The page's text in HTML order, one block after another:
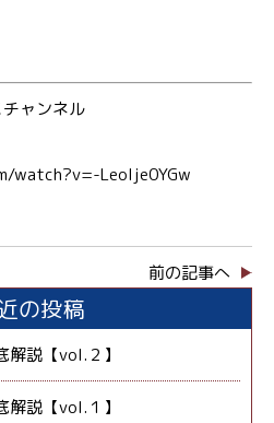
ャンネル
watch?v=-Leolje0YGw
前の記事へ
の投稿
説【vol.２】
説【vol.１】